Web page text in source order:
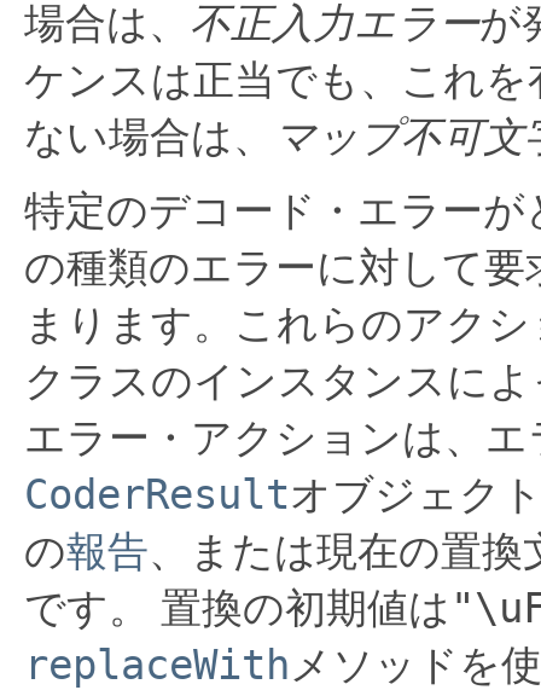
場合は、 不正入力エラーが
ケンスは正当でも、これ
ない場合は、
マップ不可文
特定のデコード・エラー
の種類のエラーに対して
まります。これらのアク
クラスのインスタンスに
エラー・アクションは、エ
CoderResultオブジェク
の報告、または現在の置
です。
置換の初期値は
replaceWith メソッドを